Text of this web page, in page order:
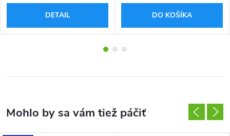
DETAIL DO KOŠÍKA